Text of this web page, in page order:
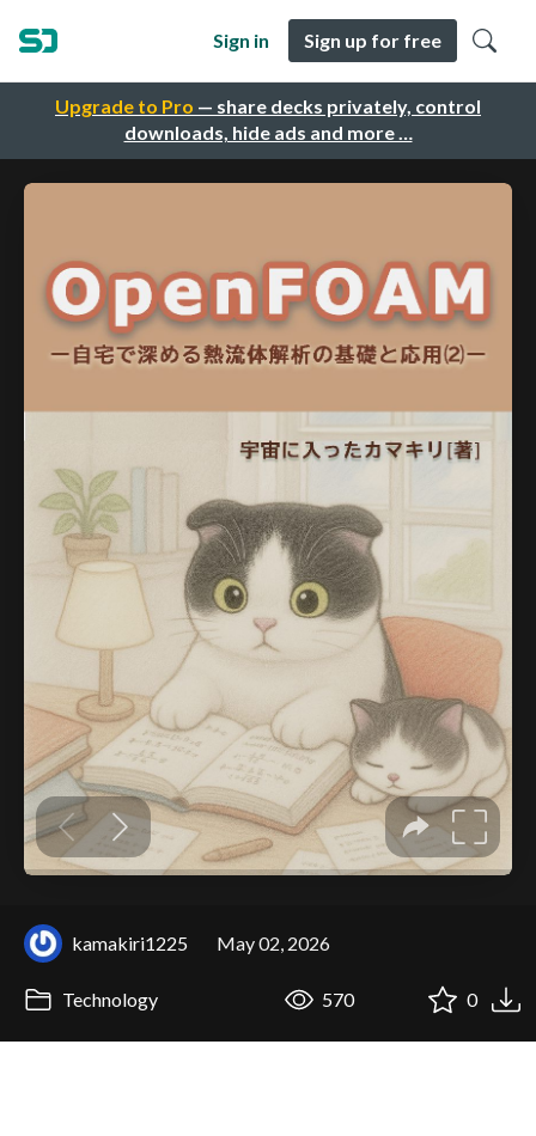
Upgrade to Pro — share decks privately, control
downloads, hide ads and more …
Sign in Sign up for free
kamakiri1225 May 02, 2026
Technology 570 0